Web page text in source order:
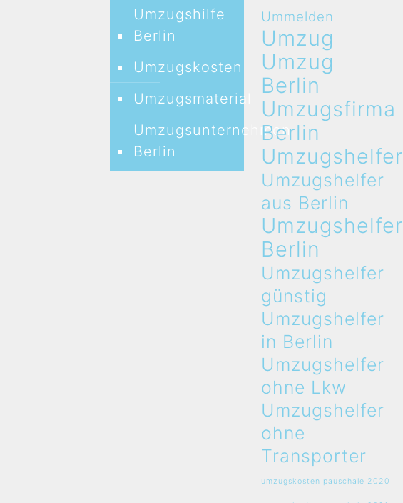
Umzugshilfe
Berlin
Umzugskosten
Umzugsmaterial
Umzugsunternehmen
Berlin
Ummelden
Umzug
Umzug
Berlin
Umzugsfirma
Berlin
Umzugshelfer
Umzugshelfer
aus Berlin
Umzugshelfer
Berlin
Umzugshelfer
günstig
Umzugshelfer
in Berlin
Umzugshelfer
ohne Lkw
Umzugshelfer
ohne
Transporter
umzugskosten pauschale 2020